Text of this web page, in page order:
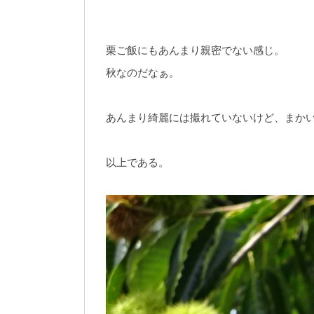
栗ご飯にもあんまり親密でない感じ。
秋なのだなぁ。
あんまり綺麗には撮れていないけど、まか
以上である。